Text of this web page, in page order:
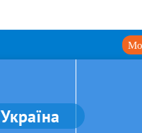
Україна